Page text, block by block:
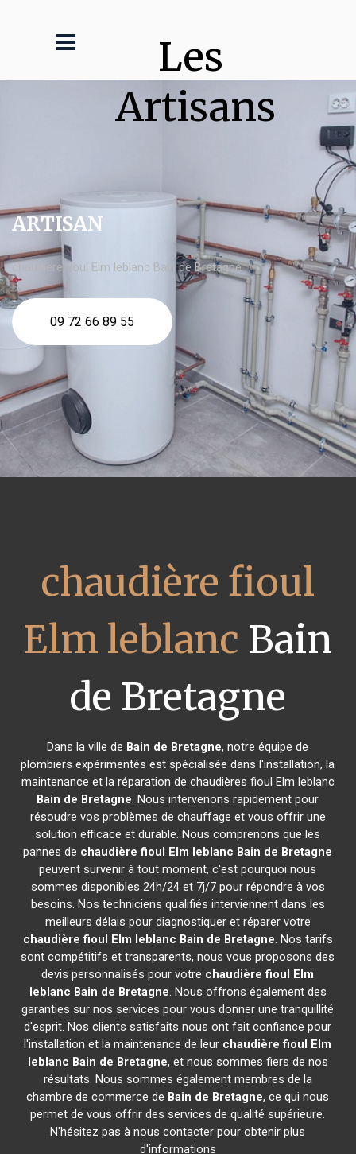
Les
Artisans
ARTISAN
chaudière fioul Elm leblanc Bain de Bretagne
09 72 66 89 55
chaudière fioul
Elm leblanc Bain
de Bretagne
Dans la ville de Bain de Bretagne, notre équipe de
plombiers expérimentés est spécialisée dans l'installation, la
maintenance et la réparation de chaudières fioul Elm leblanc
Bain de Bretagne. Nous intervenons rapidement pour
résoudre vos problèmes de chauffage et vous offrir une
solution efficace et durable. Nous comprenons que les
pannes de chaudière fioul Elm leblanc Bain de Bretagne
peuvent survenir à tout moment, c'est pourquoi nous
sommes disponibles 24h/24 et 7j/7 pour répondre à vos
besoins. Nos techniciens qualifiés interviennent dans les
meilleurs délais pour diagnostiquer et réparer votre
chaudière fioul Elm leblanc Bain de Bretagne. Nos tarifs
sont compétitifs et transparents, nous vous proposons des
devis personnalisés pour votre chaudière fioul Elm
leblanc Bain de Bretagne. Nous offrons également des
garanties sur nos services pour vous donner une tranquillité
d'esprit. Nos clients satisfaits nous ont fait confiance pour
l'installation et la maintenance de leur chaudière fioul Elm
leblanc Bain de Bretagne, et nous sommes fiers de nos
résultats. Nous sommes également membres de la
chambre de commerce de Bain de Bretagne, ce qui nous
permet de vous offrir des services de qualité supérieure.
N'hésitez pas à nous contacter pour obtenir plus
d'informations